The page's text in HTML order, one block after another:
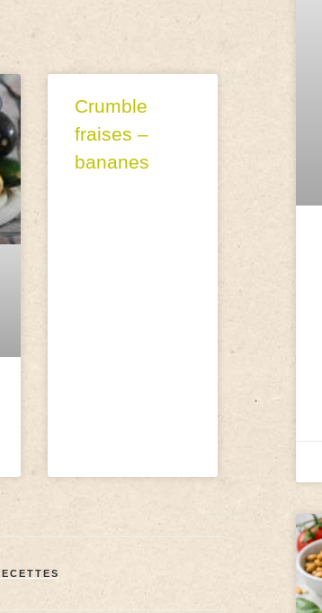
Crumble
fraises –
bananes